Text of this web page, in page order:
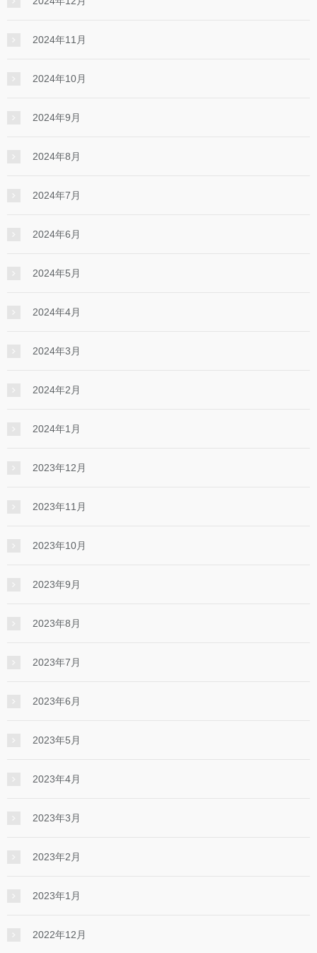
2024年11月
2024年10月
2024年9月
2024年8月
2024年7月
2024年6月
2024年5月
2024年4月
2024年3月
2024年2月
2024年1月
2023年12月
2023年11月
2023年10月
2023年9月
2023年8月
2023年7月
2023年6月
2023年5月
2023年4月
2023年3月
2023年2月
2023年1月
2022年12月